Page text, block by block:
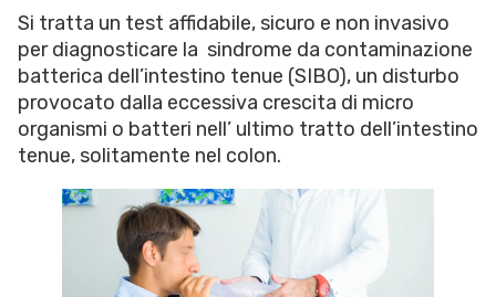
Si tratta un test affidabile, sicuro e non invasivo
per diagnosticare la sindrome da contaminazione
batterica dell’intestino tenue (SIBO), un disturbo
provocato dalla eccessiva crescita di micro
organismi o batteri nell’ ultimo tratto dell’intestino
tenue, solitamente nel colon.